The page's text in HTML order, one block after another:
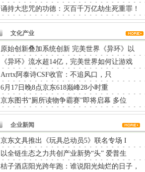
诵持大悲咒的功德：灭百千万亿劫生死重罪！
文化产业
原始创新叠加系统创新 完美世界《异环》以
《异环》流水超14亿，完美世界如何让游戏
Arrtx阿泰诗CSF收官：不追风口，只
6月17日晚8点京东618巅峰28小时重
京东图书“厕所读物争霸赛”即将启幕 多位
企业新闻
京东文具推出《玩具总动员5》联名专场 I
以全链生态之力共创产业新势“头” 爱普生
桔子酒店阳光跨年跑：谁说阳光灿烂的日子，